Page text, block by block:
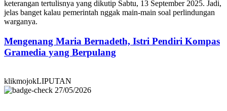
keterangan tertulisnya yang dikutip Sabtu, 13 September 2025. Jadi,
jelas banget kalau pemerintah nggak main-main soal perlindungan
warganya.
Mengenang Maria Bernadeth, Istri Pendiri Kompas
Gramedia yang Berpulang
klikmojokLIPUTAN
27/05/2026